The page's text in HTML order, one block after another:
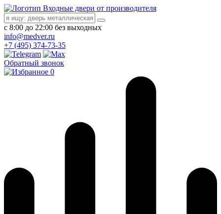
Входные двери от производителя
с 8:00 до 22:00 без выходных
info@medver.ru
+7 (495) 374-73-35
Обратный звонок
0